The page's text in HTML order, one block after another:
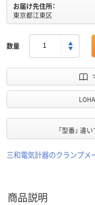
お届け先住所：
東京都江東区
数量
「型番」 違
三和電気計器のクランプメ
商品説明